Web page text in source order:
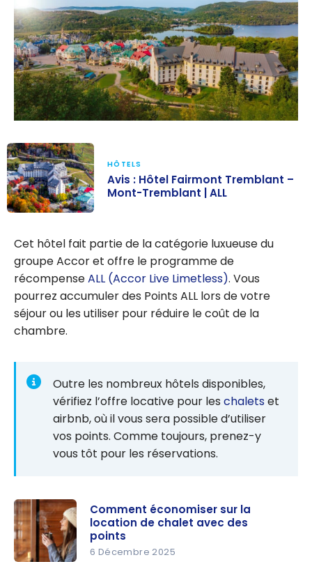
Fairmont
Tremblant –
Mont-
Tremblant | ALL
HÔTELS
Avis : Hôtel Fairmont Tremblant –
Mont-Tremblant | ALL
Cet hôtel fait partie de la catégorie luxueuse du
groupe Accor et offre le programme de
récompenseALL (Accor Live Limetless). Vous
pourrez accumuler des Points ALL lors de votre
séjour ou les utiliser pour réduire le coût de la
chambre.
Outre les nombreux hôtels disponibles,
vérifiez l’offre locative pour les chalets et
airbnb, où il vous sera possible d’utiliser
vos points. Comme toujours, prenez-y
vous tôt pour les réservations.
Comment économiser sur la
location de chalet avec des
points
6 Décembre 2025